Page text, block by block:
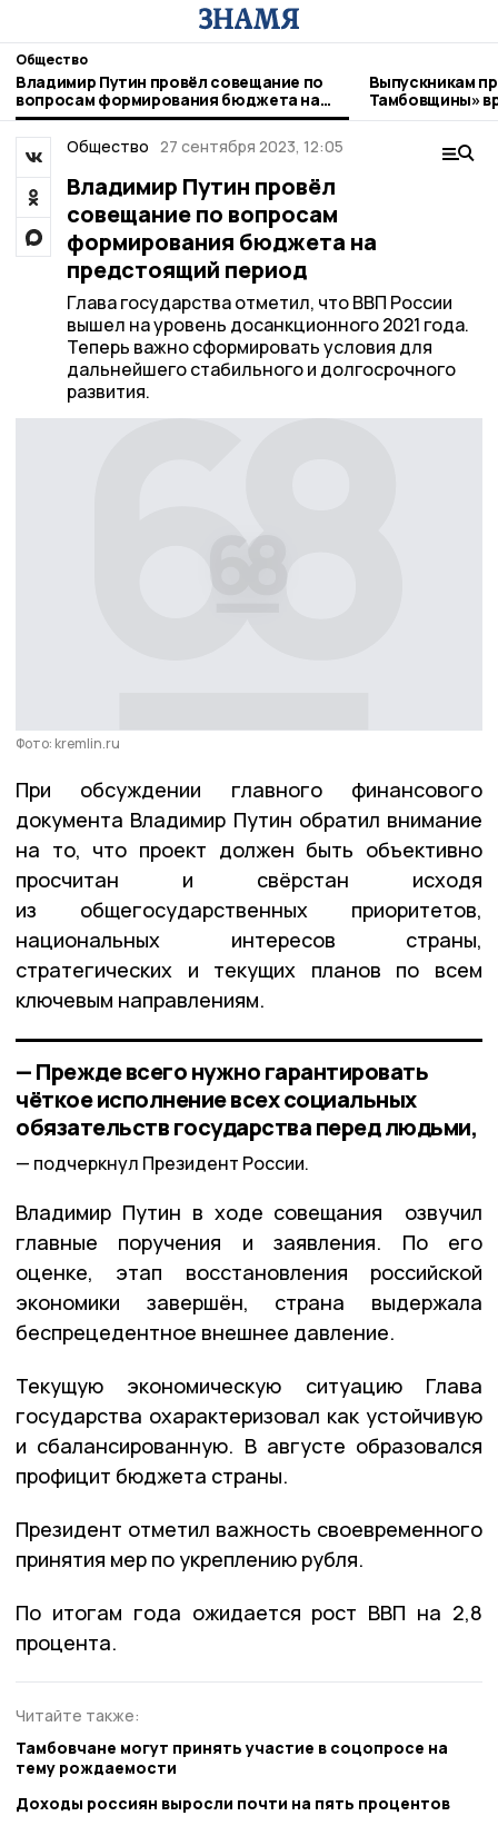
Общество
Владимир Путин провёл совещание по
вопросам формирования бюджета на
предстоящий период
Выпускникам
Тамбовщины»
Общество 27 сентября 2023, 12:05
Владимир Путин провёл
совещание по вопросам
формирования бюджета на
предстоящий период
Глава государства отметил, что ВВП России
вышел на уровень досанкционного 2021 года.
Теперь важно сформировать условия для
дальнейшего стабильного и долгосрочного
развития.
Фото: kremlin.ru
При обсуждении главного финансового
документа Владимир Путин обратил внимание
на то, что проект должен быть объективно
просчитан и свёрстан исходя
из общегосударственных приоритетов,
национальных интересов страны,
стратегических и текущих планов по всем
ключевым направлениям.
— Прежде всего нужно гарантировать
чёткое исполнение всех социальных
обязательств государства перед людьми,
подчеркнул Президент России.
Владимир Путин в ходе совещания озвучил
главные поручения и заявления. По его
оценке, этап восстановления российской
экономики завершён, страна выдержала
беспрецедентное внешнее давление.
Текущую экономическую ситуацию Глава
государства охарактеризовал как устойчивую
и сбалансированную. В августе образовался
профицит бюджета страны.
Президент отметил важность своевременного
принятия мер по укреплению рубля.
По итогам года ожидается рост ВВП на 2,8
процента.
Читайте также:
Тамбовчане могут принять участие в соцопросе на
тему рождаемости
Доходы россиян выросли почти на пять процентов